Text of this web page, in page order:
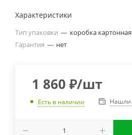
Характеристики
Тип упаковки — коробка картонная
Гарантия — нет
1 860 ₽/шт
Есть в наличии Нашли